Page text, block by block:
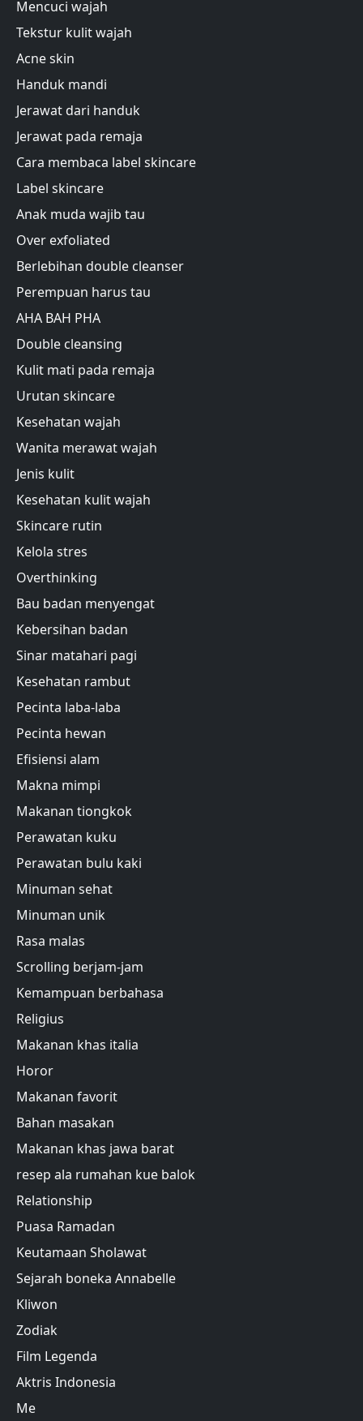
Mencuci wajah
Tekstur kulit wajah
Acne skin
Handuk mandi
Jerawat dari handuk
Jerawat pada remaja
Cara membaca label skincare
Label skincare
Anak muda wajib tau
Over exfoliated
Berlebihan double cleanser
Perempuan harus tau
AHA BAH PHA
Double cleansing
Kulit mati pada remaja
Urutan skincare
Kesehatan wajah
Wanita merawat wajah
Jenis kulit
Kesehatan kulit wajah
Skincare rutin
Kelola stres
Overthinking
Bau badan menyengat
Kebersihan badan
Sinar matahari pagi
Kesehatan rambut
Pecinta laba-laba
Pecinta hewan
Efisiensi alam
Makna mimpi
Makanan tiongkok
Perawatan kuku
Perawatan bulu kaki
Minuman sehat
Minuman unik
Rasa malas
Scrolling berjam-jam
Kemampuan berbahasa
Religius
Makanan khas italia
Horor
Makanan favorit
Bahan masakan
Makanan khas jawa barat
resep ala rumahan kue balok
Relationship
Puasa Ramadan
Keutamaan Sholawat
Sejarah boneka Annabelle
Kliwon
Zodiak
Film Legenda
Aktris Indonesia
Me